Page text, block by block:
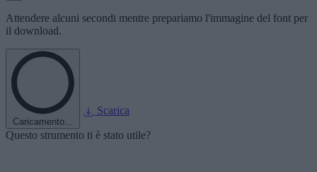
Attendere alcuni secondi mentre prepariamo l'immagine del font per
il download.
Caricamento...
Scarica
Questo strumento ti è stato utile?